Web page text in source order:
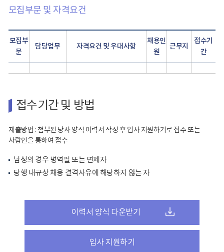
모집부문 및 자격요건
모집부
문
담당업무 자격요건 및 우대사항
채용인
원
근무지
접수기
간
접수기간 및 방법
제출방법 : 첨부된 당사 양식 이력서 작성 후 입사 지원하기로 접수 또는
사람인을 통하여 접수
남성의 경우 병역필 또는 면제자
당행 내규상 채용 결격사유에 해당하지 않는 자
이력서 양식 다운받기
입사 지원하기